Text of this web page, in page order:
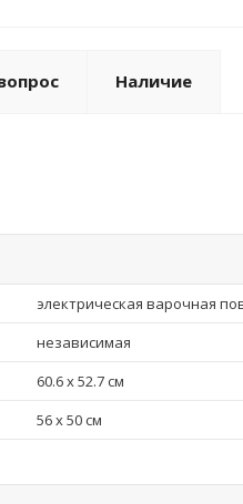
Наличие
электрическая варочная
независимая
60.6 x 52.7 см
56 x 50 см